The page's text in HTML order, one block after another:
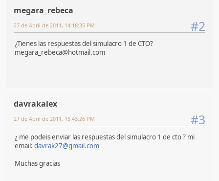
megara_rebeca
#2
27 de Abril de 2011, 14:18:35 PM
¿Tienes las respuestas del simulacro 1 de CTO?
megara_rebeca@hotmail.com
davrakalex
#3
27 de Abril de 2011, 15:43:26 PM
¿ me podeis enviar las respuestas del simulacro 1 de cto ? mi
email: davrak27@gmail.com
Muchas gracias